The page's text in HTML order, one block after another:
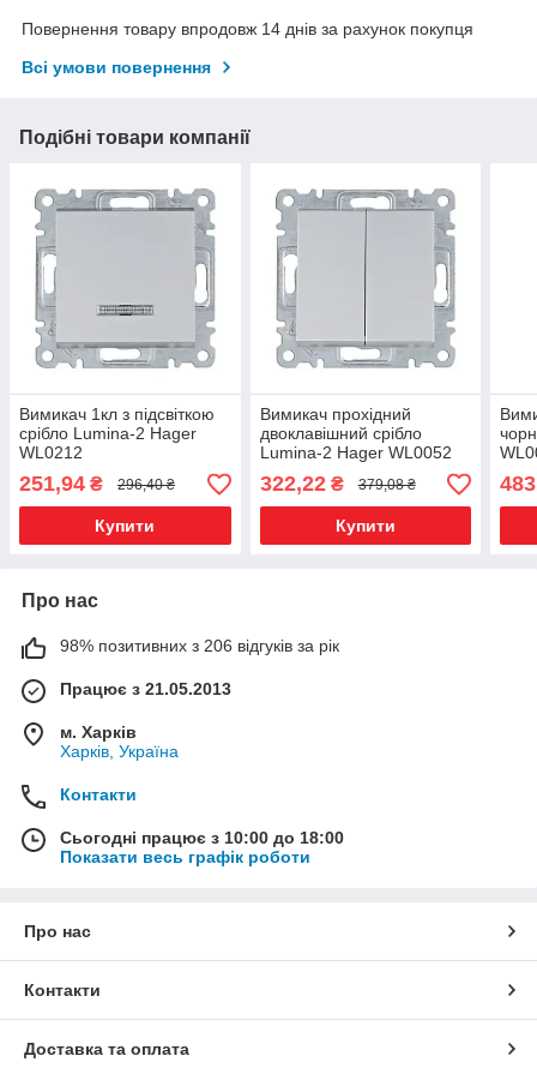
Повернення товару впродовж 14 днів за рахунок покупця
Всі умови повернення
Подібні товари компанії
Вимикач 1кл з підсвіткою
срібло Lumina-2 Hager
WL0212
251,94 ₴ 296,40 ₴
Купити
Вимикач прохідний
двоклавішний срібло
Lumina-2 Hager WL0052
322,22₴ 379,08 ₴
Купити
Про нас
98% позитивних з 206 відгуків за рік
Працює з 21.05.2013
м. Харків
Харків, Україна
Контакти
Сьогодні працює з 10:00 до 18:00
Показати весь графік роботи
Про нас
Контакти
Доставка та оплата